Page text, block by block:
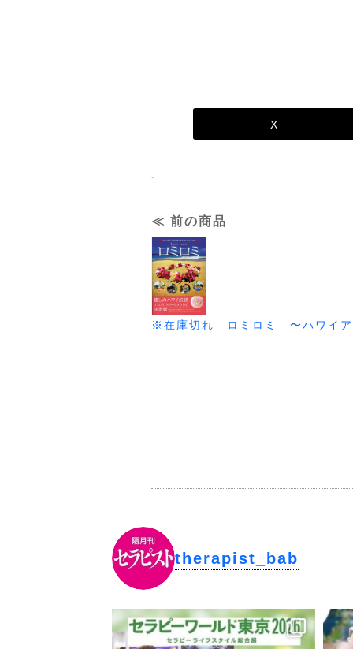
X
-
≪ 前の商品
※在庫切れ ロミロミ 〜ハワイア
therapist_bab